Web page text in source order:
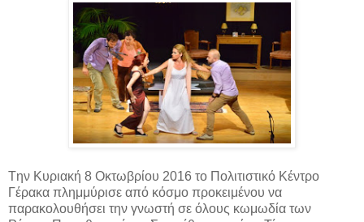
Tην Κυριακή 8 Οκτωβρίου 2016 το Πολιτιστικό Κέντρο
Γέρακα πλημμύρισε από κόσμο προκειμένου να
παρακολουθήσει την γνωστή σε όλους κωμωδία των